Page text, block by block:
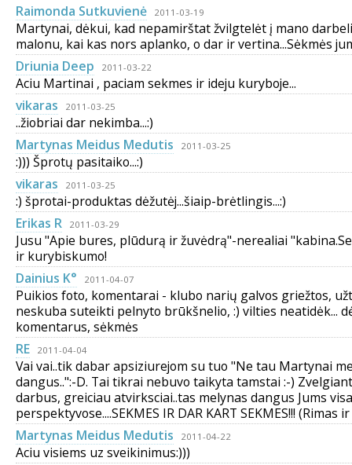
Raimonda Sutkuvienė 2011-03-19
Martynai, dėkui, kad nepamirštat žvilgtelėt į mano
malonu, kai kas nors aplanko, o dar ir vertina...Sėkmės
Driunia Deep
2011-03-22
Aciu Martinai , paciam sekmes ir ideju kuryboje...
vikaras
2011-03-25
..žiobriai dar nekimba...:)
Martynas Meidus Medutis
2011-03-25
:))) Šprotų pasitaiko...:)
vikaras
2011-03-25
:) šprotai-produktas dėžutėj...šiaip-brėtlingis...:)
Erikas R
2011-03-29
Jusu "Apie bures, plūdurą ir žuvėdrą"-nerealiai
ir kurybiskumo!
Dainius K°
2011-04-07
Puikios foto, komentarai - klubo narių galvos griežtos,
neskuba suteikti pelnyto brūkšnelio, :) vilties neatidėk...
komentarus, sėkmės
RE
2011-04-04
Vai vai..tik dabar apsiziurejom su tuo "Ne tau Martynai
dangus..":-D. Tai tikrai nebuvo taikyta tamstai :-)
darbus, greiciau atvirksciai..tas melynas dangus Jums
perspektyvose....SEKMES IR DAR KART SEKMES!!! (Rimas
Martynas Meidus Medutis
2011-04-22
Aciu visiems uz sveikinimus:)))